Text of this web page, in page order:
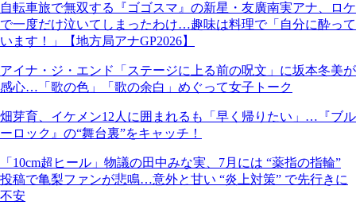
自転車旅で無双する『ゴゴスマ』の新星・友廣南実アナ、ロケ
で一度だけ泣いてしまったわけ…趣味は料理で「自分に酔って
います！」【地方局アナGP2026】
アイナ・ジ・エンド「ステージに上る前の呪文」に坂本冬美が
感心…「歌の色」「歌の余白」めぐって女子トーク
畑芽育、イケメン12人に囲まれるも「早く帰りたい」…『ブル
ーロック』の“舞台裏”をキャッチ！
「10cm超ヒール」物議の田中みな実、7月には “薬指の指輪”
投稿で亀梨ファンが悲鳴…意外と甘い “炎上対策” で先行きに
不安